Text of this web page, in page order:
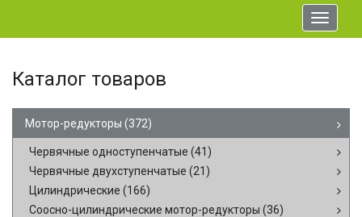
Toggle
Каталог товаров
Мотор-редукторы (372)
Червячные одноступенчатые (41)
Червячные двухступенчатые (21)
Цилиндрические (166)
Соосно-цилиндрические мотор-редукторы (36)